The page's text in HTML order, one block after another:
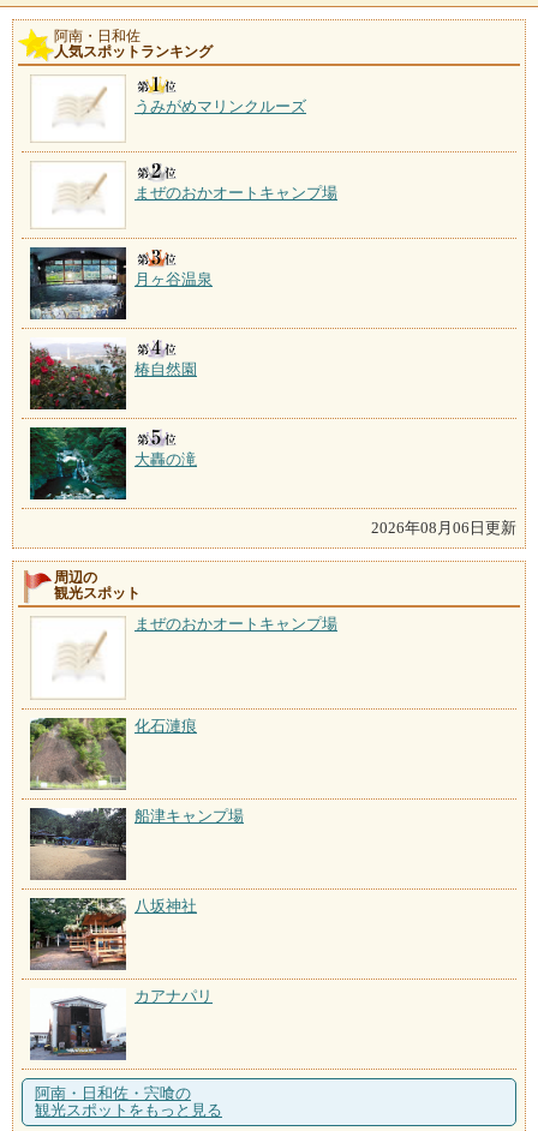
阿南・日和佐
人気スポットランキング
うみがめマリンクルーズ
まぜのおかオートキャンプ場
月ヶ谷温泉
椿自然園
大轟の滝
2026年08月06日更新
周辺の
観光スポット
まぜのおかオートキャンプ場
化石漣痕
船津キャンプ場
八坂神社
カアナパリ
阿南・日和佐・宍喰の
観光スポットをもっと見る